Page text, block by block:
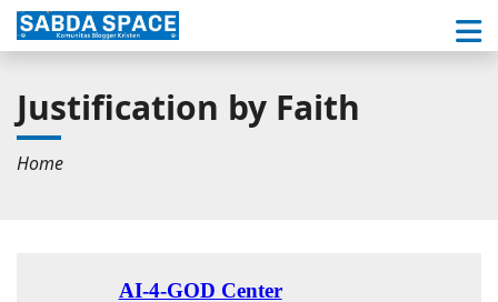
Justification by Faith
Home